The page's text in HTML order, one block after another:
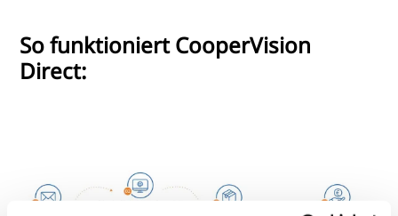
So funktioniert CooperVision
Direct: